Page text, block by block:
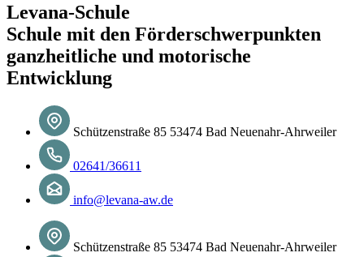
Levana-Schule
Schule mit den Förderschwerpunkten
ganzheitliche und motorische
Entwicklung
Schützenstraße 85 53474 Bad Neuenahr-Ahrweiler
02641/36611
info@levana-aw.de
Schützenstraße 85 53474 Bad Neuenahr-Ahrweiler